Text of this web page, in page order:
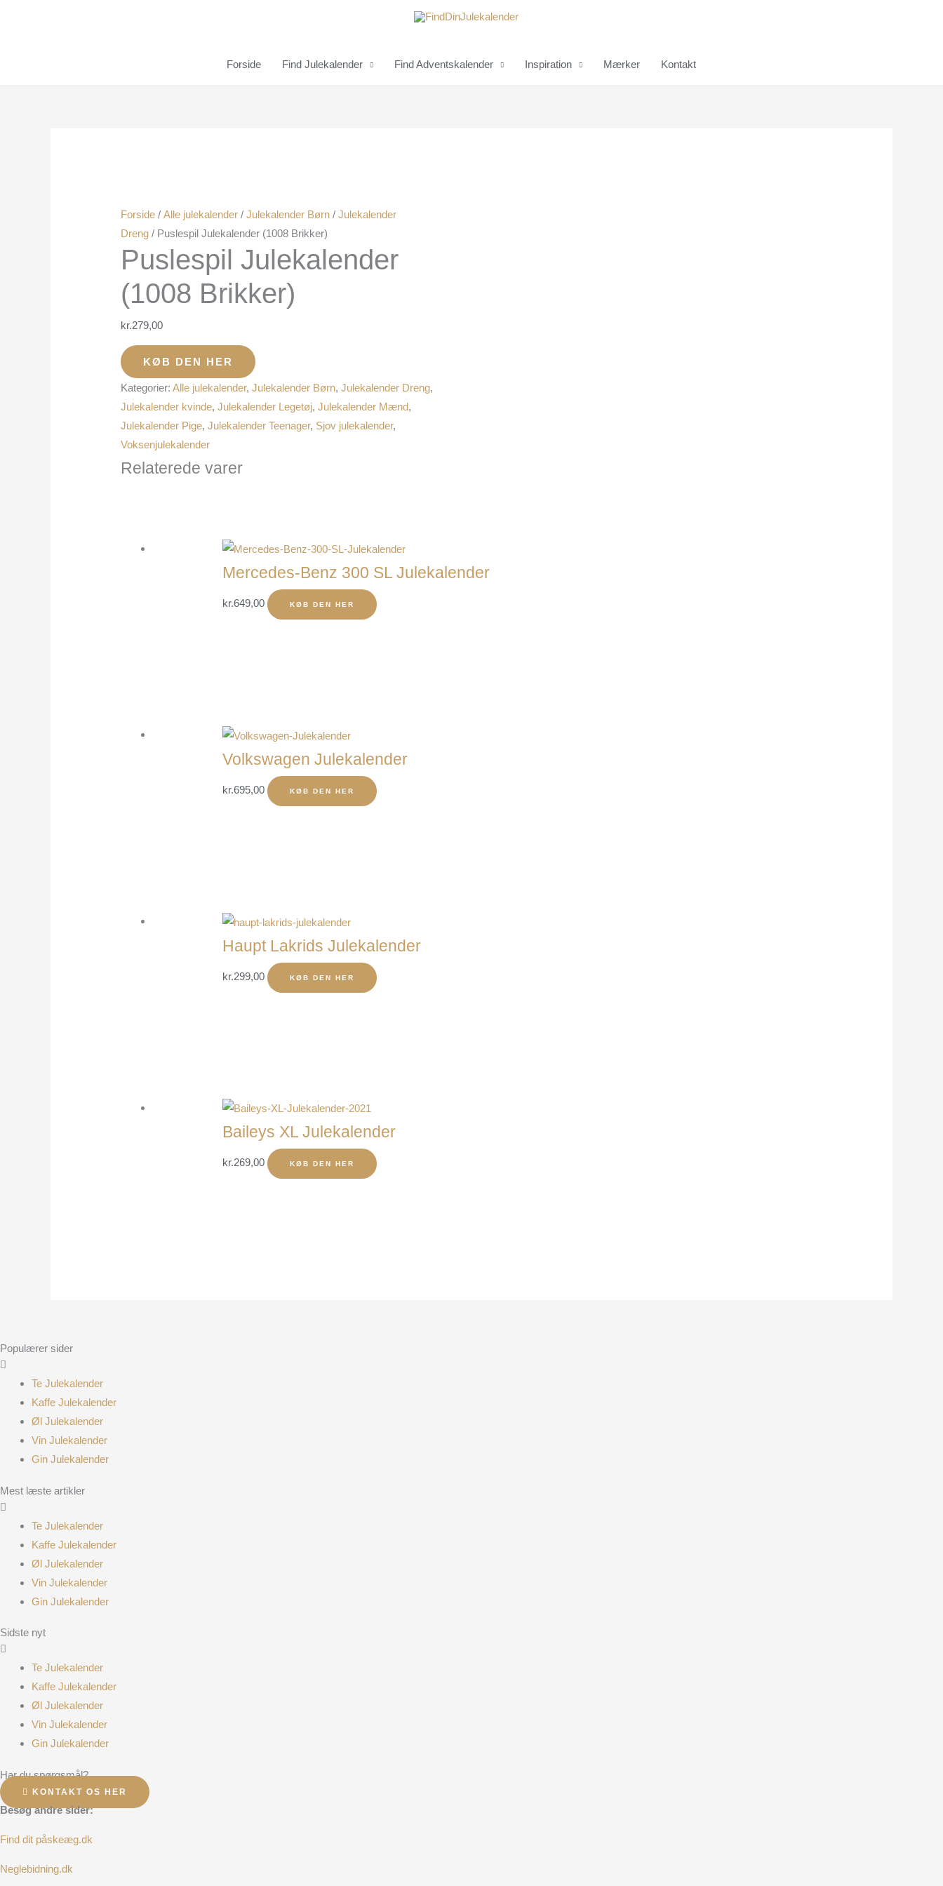
Forside
Find Julekalender Find Adventskalender Inspiration Mærker Kontakt
Forside /Alle julekalender /Julekalender Børn /Julekalender
Dreng / Puslespil Julekalender (1008 Brikker)
Puslespil Julekalender
(1008 Brikker)
kr.279,00
KØB DEN HER
Kategorier:Alle julekalender,Julekalender Børn,Julekalender Dreng,
Julekalender kvinde,Julekalender Legetøj,Julekalender Mænd,
Julekalender Pige,Julekalender Teenager, Sjov julekalender,
Voksenjulekalender
Relaterede varer
Mercedes-Benz 300 SL Julekalender
kr.649,00 KØB DEN HER
Volkswagen Julekalender
kr.695,00 KØB DEN HER
Haupt Lakrids Julekalender
kr.299,00 KØB DEN HER
Baileys XL Julekalender
kr.269,00 KØB DEN HER
Populærer sider
Te Julekalender
Kaffe Julekalender
Øl Julekalender
Vin Julekalender
Gin Julekalender
Mest læste artikler
Te Julekalender
Kaffe Julekalender
Øl Julekalender
Vin Julekalender
Gin Julekalender
Sidste nyt
Te Julekalender
Kaffe Julekalender
Øl Julekalender
Vin Julekalender
Gin Julekalender
Har du spørgsmål?
KONTAKT OS HER
Besøg andre sider:
Find dit påskeæg.dk
Neglebidning.dk